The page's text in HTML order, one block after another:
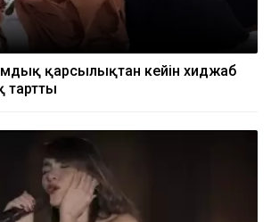
қарсылықтан кейін хиджаб
тартты